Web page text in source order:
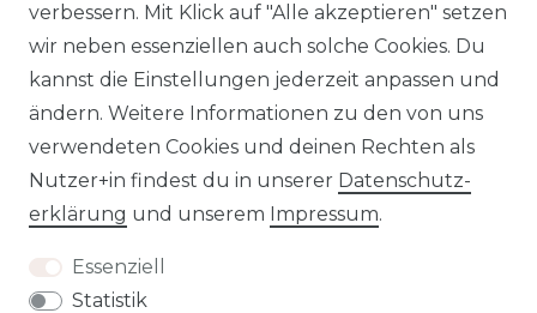
verbessern. Mit Klick auf "Alle akzeptieren" setzen
wir neben essenziellen auch solche Cookies. Du
kannst die Einstellungen jederzeit anpassen und
ändern. Weitere Informationen zu den von uns
verwendeten Cookies und deinen Rechten als
Nutzer+in findest du in unserer Daten­schutz­
erklärung und unserem Impressum.
Essenziell
Statistik
Barrierefreiheitserklärung Widerrufs­recht
VERTRAG WIDERRUFEN